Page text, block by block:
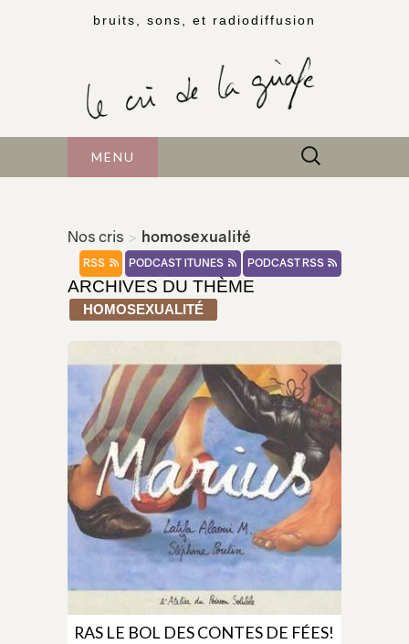
bruits, sons, et radiodiffusion
MENU Rechercher :
Nos cris > homosexualité
PODCAST RSS
PODCAST ITUNES
RSS
ARCHIVES DU THÈME
HOMOSEXUALITÉ
RAS LE BOL DES CONTES DE FÉES!